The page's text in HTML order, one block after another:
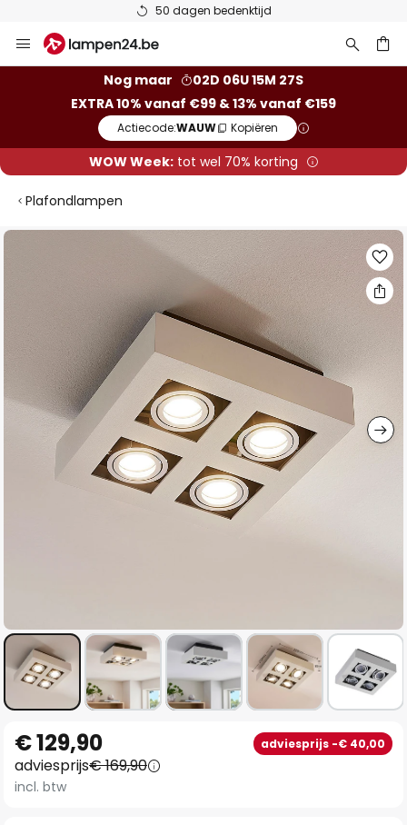
50 dagen bedenktijd
naar
Nog maar
02D 06U 15M 26S
EXTRA 10% vanaf €99 & 13% vanaf €159
Actiecode:WAUW Kopiëren
WOW Week:tot wel 70% korting
Plafondlampen
Ga
van
afbeeldingen-
gallerij
naar
het
begin
€ 129,90 adviesprijs -€ 40,00
adviesprijs€ 169,90
incl. btw